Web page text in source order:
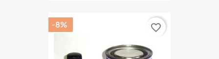
-8% favorite_border